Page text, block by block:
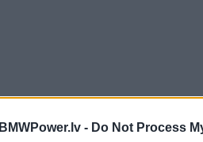
BMWPower.lv - Do Not Process